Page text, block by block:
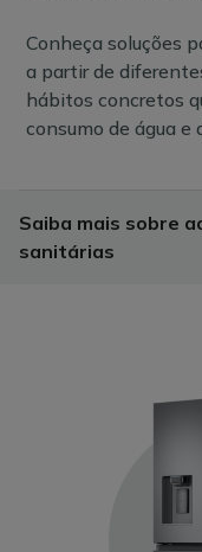
Conheça soluções
a partir de
hábitos concretos
consumo de água e
Saiba mais sobre
sanitárias